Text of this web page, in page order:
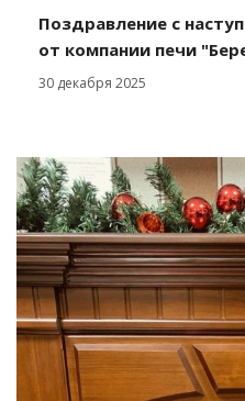
Поздравление с
от компании печи
30 декабря 2025